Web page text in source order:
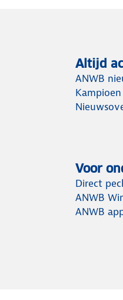
Altijd
ANWB
Kampioen
Voor
Direct
ANWB
ANWB